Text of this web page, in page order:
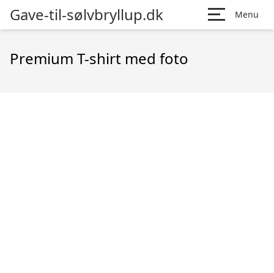
Gave-til-sølvbryllup.dk Menu
Premium T-shirt med foto